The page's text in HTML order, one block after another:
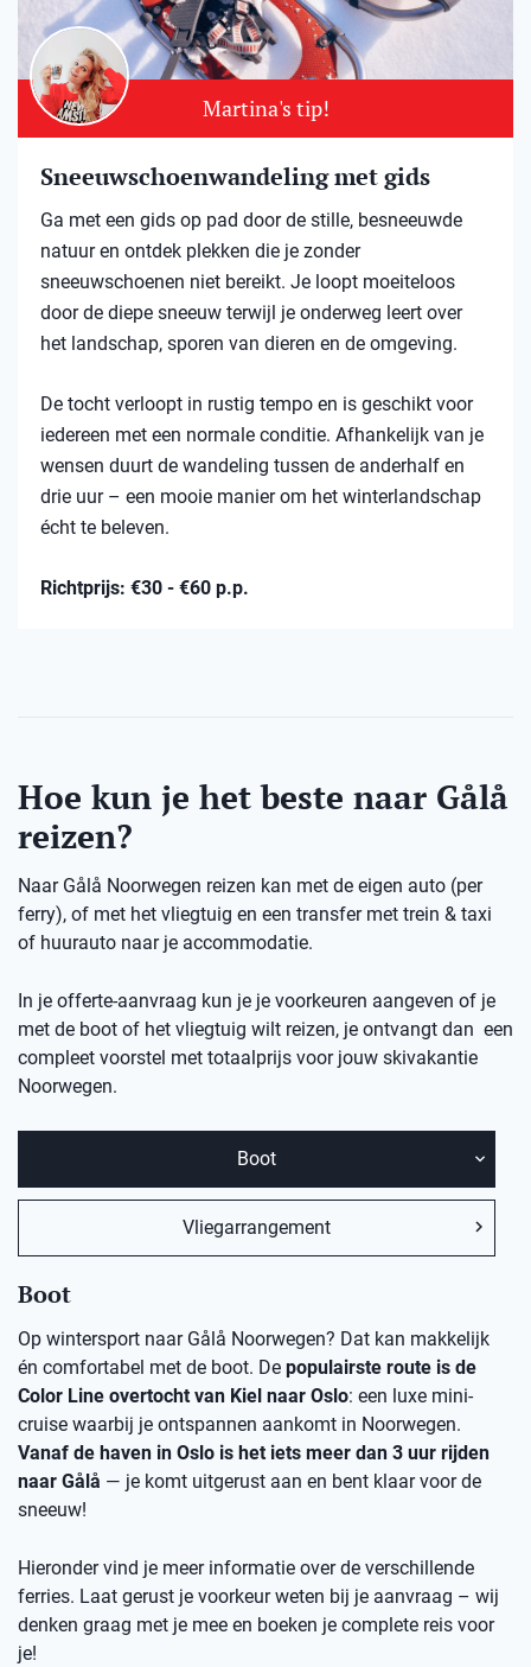
Martina's tip!
Sneeuwschoenwandeling met gids
Ga met een gids op pad door de stille, besneeuwde
natuur en ontdek plekken die je zonder
sneeuwschoenen niet bereikt. Je loopt moeiteloos
door de diepe sneeuw terwijl je onderweg leert over
het landschap, sporen van dieren en de omgeving.
De tocht verloopt in rustig tempo en is geschikt voor
iedereen met een normale conditie. Afhankelijk van je
wensen duurt de wandeling tussen de anderhalf en
drie uur – een mooie manier om het winterlandschap
écht te beleven.
Richtprijs: €30 - €60 p.p.
Hoe kun je het beste naar Gålå
reizen?
Naar Gålå Noorwegen reizen kan met de eigen auto (per
ferry), of met het vliegtuig en een transfer met trein & taxi
of huurauto naar je accommodatie.
In je offerte-aanvraag kun je je voorkeuren aangeven of je
met de boot of het vliegtuig wilt reizen, je ontvangt dan een
compleet voorstel met totaalprijs voor jouw skivakantie
Noorwegen.
Boot
Vliegarrangement
Boot
Op wintersport naar Gålå Noorwegen? Dat kan makkelijk
én comfortabel met de boot. De populairste route is de
Color Line overtocht van Kiel naar Oslo: een luxe mini-
cruise waarbij je ontspannen aankomt in Noorwegen.
Vanaf de haven in Oslo is het iets meer dan 3 uur rijden
naar Gålå — je komt uitgerust aan en bent klaar voor de
sneeuw!
Hieronder vind je meer informatie over de verschillende
ferries. Laat gerust je voorkeur weten bij je aanvraag – wij
denken graag met je mee en boeken je complete reis voor
je!